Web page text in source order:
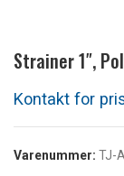
Strainer 1″,
Varenummer: TJ-